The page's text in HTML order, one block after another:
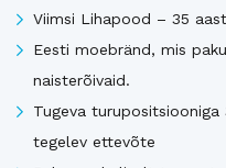
Viimsi Lihapood – 35
Eesti moebränd, mis
naisterõivaid.
Tugeva
tegelev ettevõte